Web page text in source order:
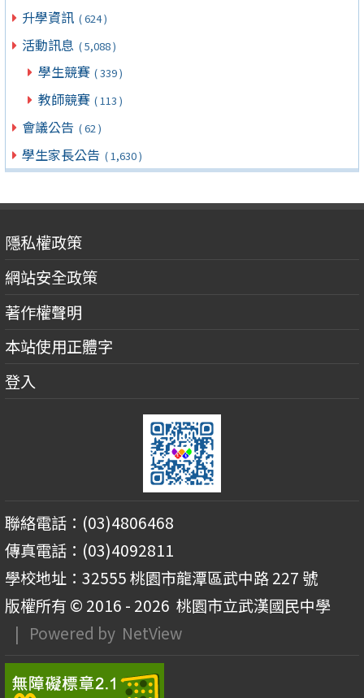
升學資訊 ( 624 )
活動訊息 ( 5,088 )
學生競賽 ( 339 )
教師競賽 ( 113 )
會議公告 ( 62 )
學生家長公告 ( 1,630 )
隱私權政策
網站安全政策
著作權聲明
本站使用正體字
登入
聯絡電話：(03)4806468
傳真電話：(03)4092811
學校地址：32555 桃園市龍潭區武中路 227 號
版權所有 © 2016 - 2026 桃園市立武漢國民中學
| Powered by NetView